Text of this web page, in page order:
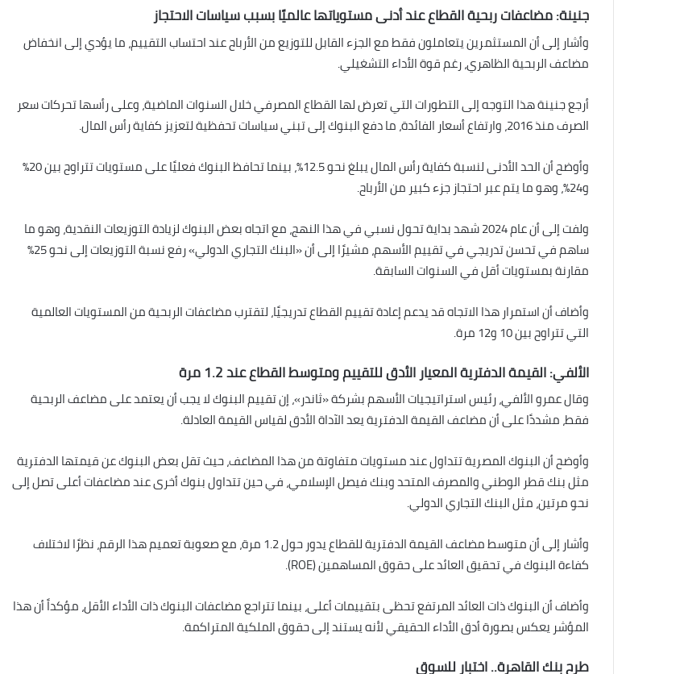
جنينة: مضاعفات ربحية القطاع عند أدنى مستوياتها عالميًا بسبب سياسات الاحتجاز
وأشار إلى أن المستثمرين يتعاملون فقط مع الجزء القابل للتوزيع من الأرباح عند احتساب التقييم، ما يؤدي إلى انخفاض
مضاعف الربحية الظاهري، رغم قوة الأداء التشغيلي.
أرجع جنينة هذا التوجه إلى التطورات التي تعرض لها القطاع المصرفي خلال السنوات الماضية، وعلى رأسها تحركات سعر
الصرف منذ 2016، وارتفاع أسعار الفائدة، ما دفع البنوك إلى تبني سياسات تحفظية لتعزيز كفاية رأس المال.
وأوضح أن الحد الأدنى لنسبة كفاية رأس المال يبلغ نحو 12.5%، بينما تحافظ البنوك فعليًا على مستويات تتراوح بين 20%
و24%، وهو ما يتم عبر احتجاز جزء كبير من الأرباح.
ولفت إلى أن عام 2024 شهد بداية تحول نسبي في هذا النهج، مع اتجاه بعض البنوك لزيادة التوزيعات النقدية، وهو ما
ساهم في تحسن تدريجي في تقييم الأسهم، مشيرًا إلى أن «البنك التجاري الدولي» رفع نسبة التوزيعات إلى نحو 25%
مقارنة بمستويات أقل في السنوات السابقة.
وأضاف أن استمرار هذا الاتجاه قد يدعم إعادة تقييم القطاع تدريجيًا، لتقترب مضاعفات الربحية من المستويات العالمية
التي تتراوح بين 10 و12 مرة.
الألفي: القيمة الدفترية المعيار الأدق للتقييم ومتوسط القطاع عند 1.2 مرة
وقال عمرو الألفي، رئيس استراتيجيات الأسهم بشركة «ثاندر»، إن تقييم البنوك لا يجب أن يعتمد على مضاعف الربحية
فقط، مشددًا على أن مضاعف القيمة الدفترية يعد الآداة الأدق لقياس القيمة العادلة.
وأوضح أن البنوك المصرية تتداول عند مستويات متفاوتة من هذا المضاعف، حيث تقل بعض البنوك عن قيمتها الدفترية
مثل بنك قطر الوطني والمصرف المتحد وبنك فيصل الإسلامي، في حين تتداول بنوك أخرى عند مضاعفات أعلى تصل إلى
نحو مرتين، مثل البنك التجاري الدولي.
وأشار إلى أن متوسط مضاعف القيمة الدفترية للقطاع يدور حول 1.2 مرة، مع صعوبة تعميم هذا الرقم، نظرًا لاختلاف
كفاءة البنوك في تحقيق العائد على حقوق المساهمين (ROE).
وأضاف أن البنوك ذات العائد المرتفع تحظى بتقييمات أعلى، بينما تتراجع مضاعفات البنوك ذات الأداء الأقل، مؤكداً أن هذا
المؤشر يعكس بصورة أدق الأداء الحقيقي لأنه يستند إلى حقوق الملكية المتراكمة.
طرح بنك القاهرة.. اختبار للسوق